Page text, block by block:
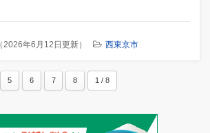
（2026年6月12日更新） 西東京市
5 6 7 8 1 / 8